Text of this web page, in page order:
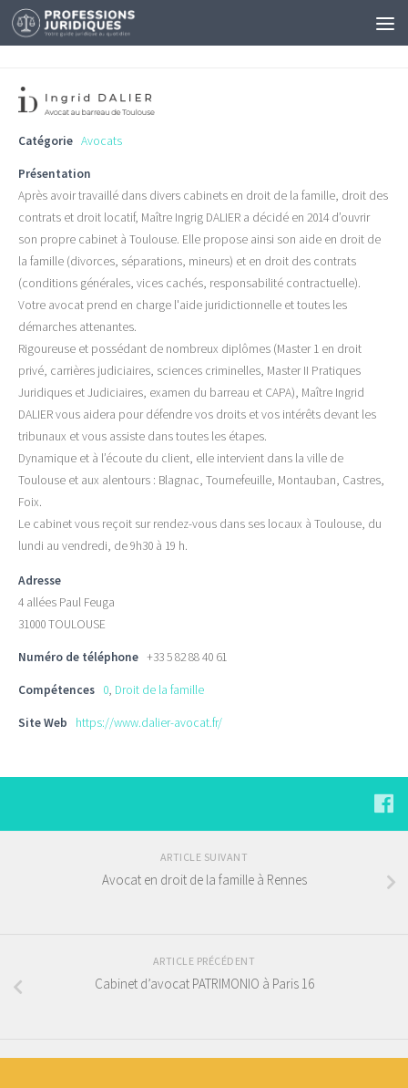
Catégorie Avocats
Présentation
Après avoir travaillé dans divers cabinets en droit de la famille, droit des
contrats et droit locatif, Maître Ingrig DALIER a décidé en 2014 d’ouvrir
son propre cabinet à Toulouse. Elle propose ainsi son aide en droit de
la famille (divorces, séparations, mineurs) et en droit des contrats
(conditions générales, vices cachés, responsabilité contractuelle).
Votre avocat prend en charge l'aide juridictionnelle et toutes les
démarches attenantes.
Rigoureuse et possédant de nombreux diplômes (Master 1 en droit
privé, carrières judiciaires, sciences criminelles, Master II Pratiques
Juridiques et Judiciaires, examen du barreau et CAPA), Maître Ingrid
DALIER vous aidera pour défendre vos droits et vos intérêts devant les
tribunaux et vous assiste dans toutes les étapes.
Dynamique et à l’écoute du client, elle intervient dans la ville de
Toulouse et aux alentours : Blagnac, Tournefeuille, Montauban, Castres,
Foix.
Le cabinet vous reçoit sur rendez-vous dans ses locaux à Toulouse, du
lundi au vendredi, de 9h30 à 19 h.
Adresse
4 allées Paul Feuga
31000 TOULOUSE
Numéro de téléphone +33 5 82 88 40 61
Compétences 0, Droit de la famille
Site Web https://www.dalier-avocat.fr/
ARTICLE SUIVANT
Avocat en droit de la famille à Rennes
ARTICLE PRÉCÉDENT
Cabinet d’avocat PATRIMONIO à Paris 16